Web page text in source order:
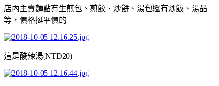
店內主賣麵點有生煎包、煎餃、炒餅、湯包還有炒飯、湯品
等，價格挺平價的
這是酸辣湯(NTD20)